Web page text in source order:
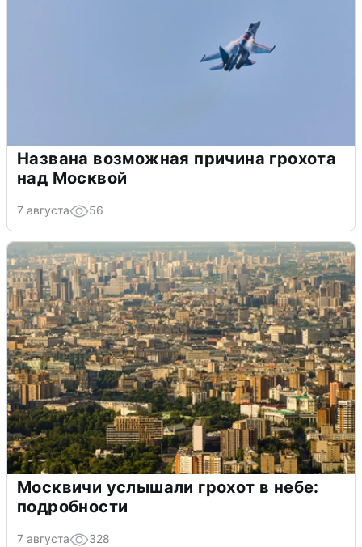
Названа возможная причина грохота
над Москвой
7 августа 56
Москвичи услышали грохот в небе:
подробности
7 августа 328